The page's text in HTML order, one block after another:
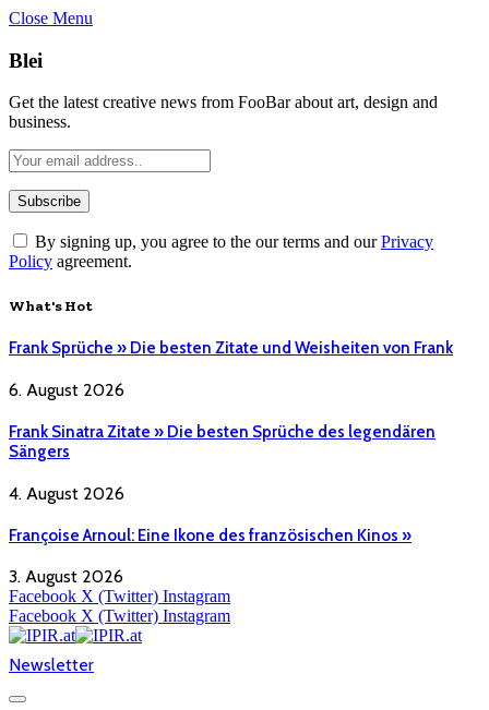
Close Menu
Blei
Get the latest creative news from FooBar about art, design and
business.
By signing up, you agree to the our terms and ourPrivacy
Policy agreement.
What's Hot
Frank Sprüche » Die besten Zitate und Weisheiten von Frank
6. August 2026
Frank Sinatra Zitate » Die besten Sprüche des legendären
Sängers
4. August 2026
Françoise Arnoul: Eine Ikone des französischen Kinos »
3. August 2026
Facebook X (Twitter) Instagram
Facebook X (Twitter) Instagram
Newsletter